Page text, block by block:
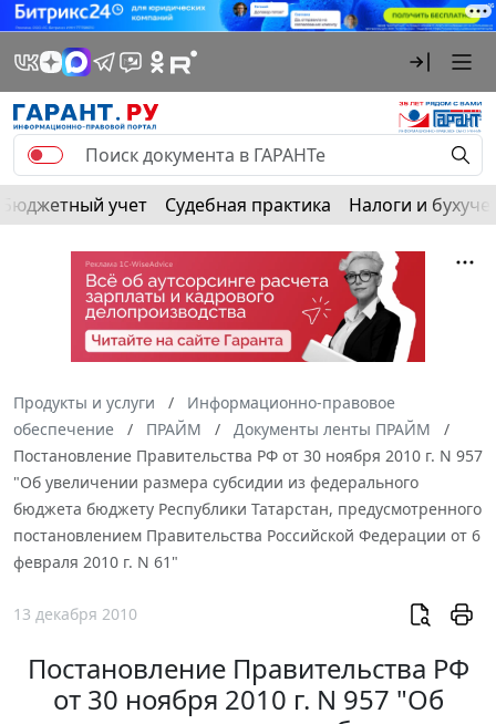
Бюджетный учет Судебная практика Налоги и
Продукты и услуги
Информационно-правовое
обеспечение
ПРАЙМ
Документы ленты ПРАЙМ
Постановление Правительства РФ от 30 ноября 2010 г. N 957
"Об увеличении размера субсидии из федерального
бюджета бюджету Республики Татарстан, предусмотренного
постановлением Правительства Российской Федерации от 6
февраля 2010 г. N 61"
13 декабря 2010
Постановление Правительства РФ
от 30 ноября 2010 г. N 957 "Об